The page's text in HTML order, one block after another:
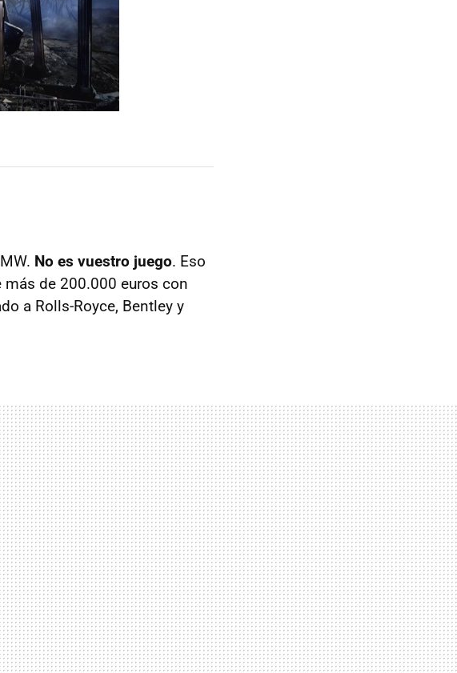
No es vuestro juego. Eso
de 200.000 euros con
a Rolls-Royce, Bentley y